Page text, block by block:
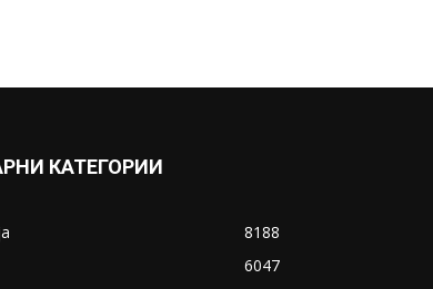
КАТЕГОРИИ
8188
6047